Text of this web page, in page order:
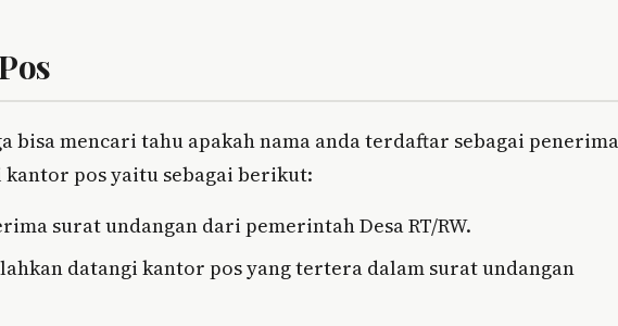
bisa mencari tahu apakah nama anda terdaftar sebagai penerima
kantor pos yaitu sebagai berikut:
surat undangan dari pemerintah Desa RT/RW.
datangi kantor pos yang tertera dalam surat undangan